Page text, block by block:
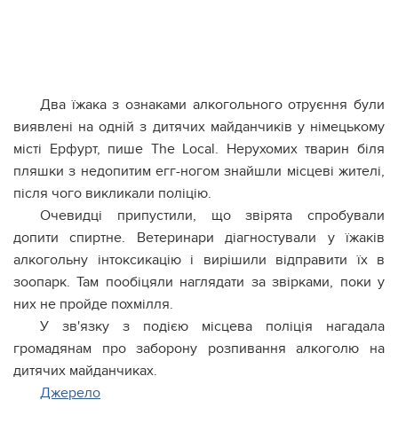
Два їжака з ознаками алкогольного отруєння були
виявлені на одній з дитячих майданчиків у німецькому
місті Ерфурт, пише The Local. Нерухомих тварин біля
пляшки з недопитим егг-ногом знайшли місцеві жителі,
після чого викликали поліцію.
Очевидці припустили, що звірята спробували
допити спиртне. Ветеринари діагностували у їжаків
алкогольну інтоксикацію і вирішили відправити їх в
зоопарк. Там пообіцяли наглядати за звірками, поки у
них не пройде похмілля.
У зв'язку з подією місцева поліція нагадала
громадянам про заборону розпивання алкоголю на
дитячих майданчиках.
Джерело